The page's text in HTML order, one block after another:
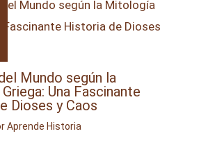
Mundo según la
Una Fascinante
Dioses y Caos
Aprende Historia